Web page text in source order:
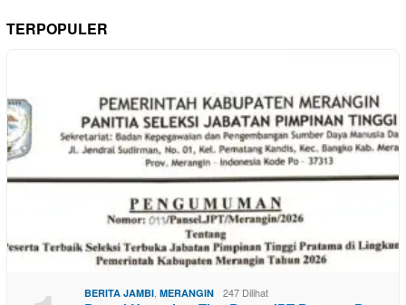
TERPOPULER
BERITA JAMBI, MERANGIN 247 Dilihat